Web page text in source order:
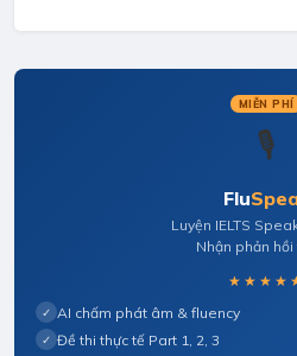
MIỄN PHÍ
🎙️
Flu
Luyện IELTS
Nhận phản hồi
✓ AI chấm phát âm & fluency
✓ Đề thi thực tế Part 1, 2, 3